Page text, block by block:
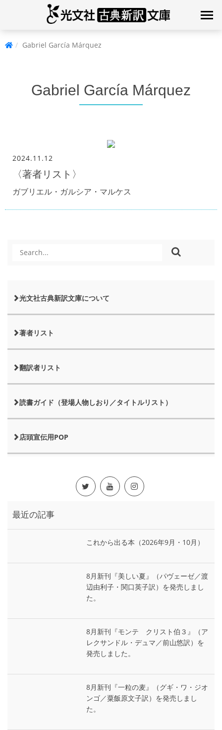
Gabriel García Márquez
Gabriel García Márquez
2024.11.12
〈著者リスト〉
ガブリエル・ガルシア・マルケス
光文社古典新訳文庫について
著者リスト
翻訳者リスト
読書ガイド（登場人物しおり／タイトルリスト）
店頭宣伝用POP
最近の記事
これから出る本（2026年9月・10月）
8月新刊『美しい夏』（パヴェーゼ／渡
辺由利子・関口英子訳）を発売しまし
た。
8月新刊『モンテ゠クリスト伯３』（ア
レクサンドル・デュマ／前山悠訳）を
発売しました。
8月新刊『一粒の麦』（グギ・ワ・ジオ
ンゴ／粟飯原文子訳）を発売しまし
た。